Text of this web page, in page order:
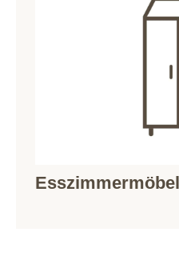
Esszimmermöbel